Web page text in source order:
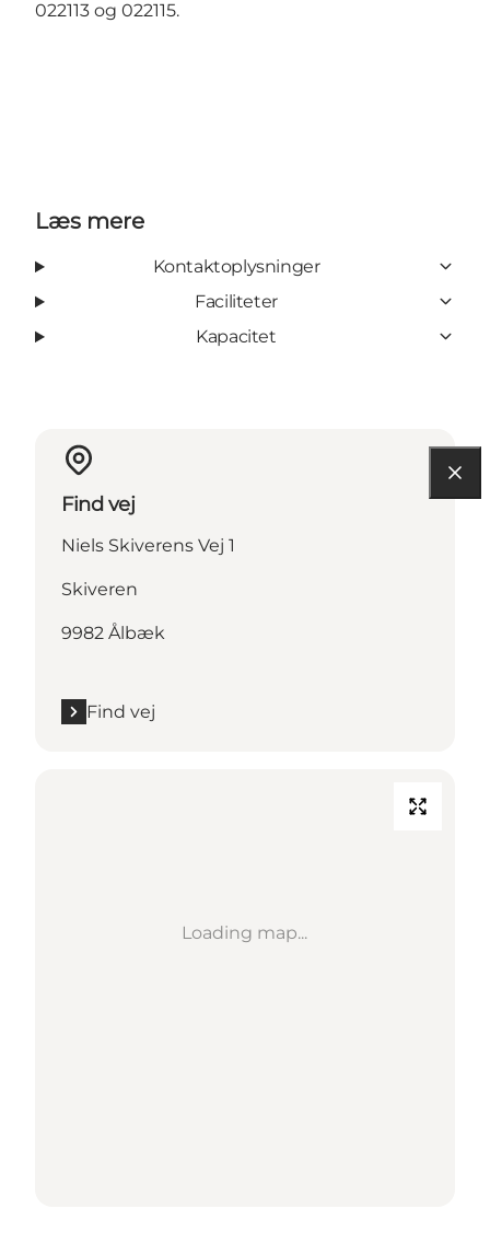
022113 og 022115.
Læs mere
Kontaktoplysninger
Faciliteter
Kapacitet
Find vej
Niels Skiverens Vej 1
Skiveren
9982 Ålbæk
Find vej
Loading map...